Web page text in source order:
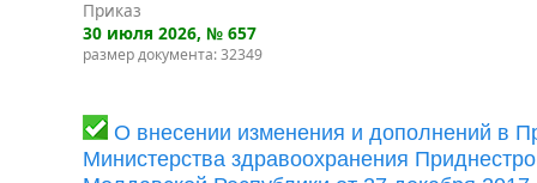
Приказ
30 июля 2026, № 657
размер документа: 32349
О внесении изменения и дополнений в
Министерства здравоохранения